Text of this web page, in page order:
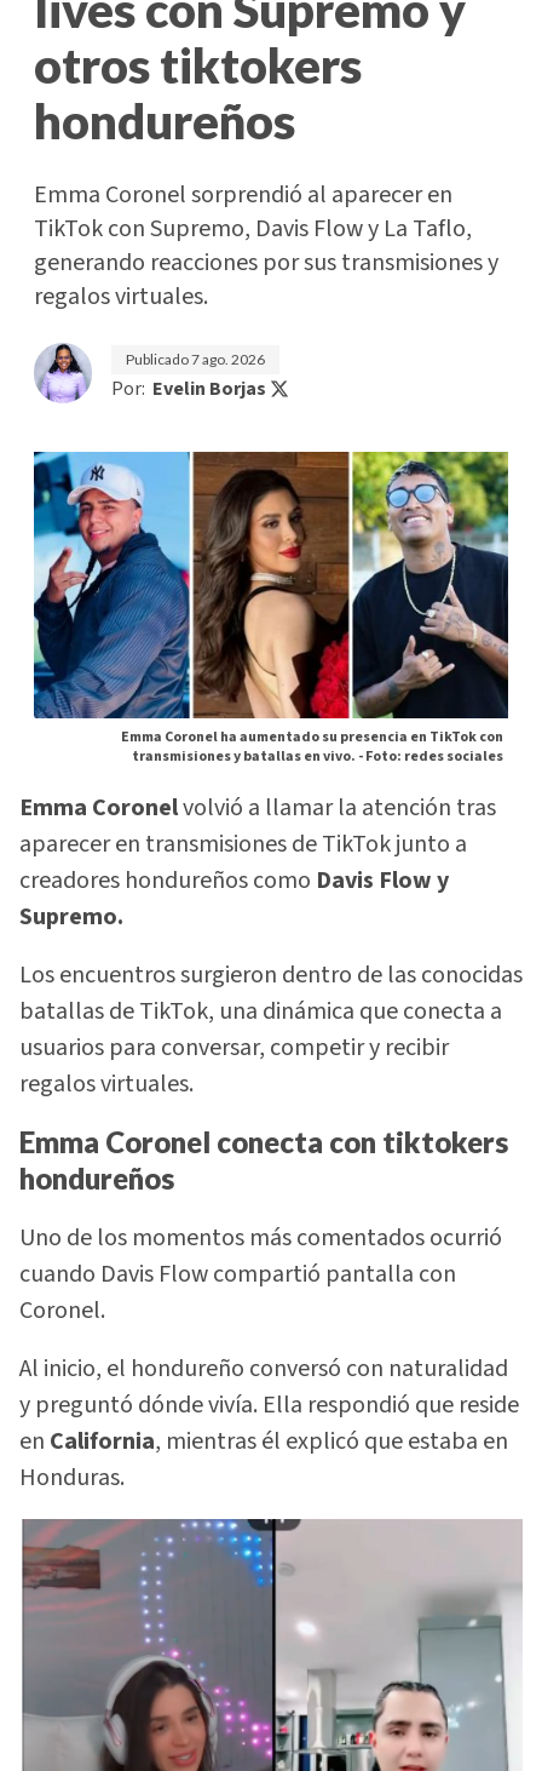
otros tiktokers
hondureños
Emma Coronel sorprendió al aparecer en
TikTok con Supremo, Davis Flow y La Taflo,
generando reacciones por sus transmisiones y
regalos virtuales.
Publicado7 ago. 2026
Por: Evelin Borjas
Emma Coronel ha aumentado su presencia en TikTok con
transmisiones y batallas en vivo. -Foto: redes sociales
Emma Coronelvolvió a llamar la atención tras
aparecer en transmisiones de TikTok junto a
creadores hondureños como Davis Flow y
Supremo.
Los encuentros surgieron dentro de las conocidas
batallas de TikTok, una dinámica que conecta a
usuarios para conversar, competir y recibir
regalos virtuales.
Emma Coronel conecta con tiktokers
hondureños
Uno de los momentos más comentados ocurrió
cuando Davis Flow compartió pantalla con
Coronel.
Al inicio, el hondureño conversó con naturalidad
y preguntó dónde vivía. Ella respondió que reside
en California, mientras él explicó que estaba en
Honduras.